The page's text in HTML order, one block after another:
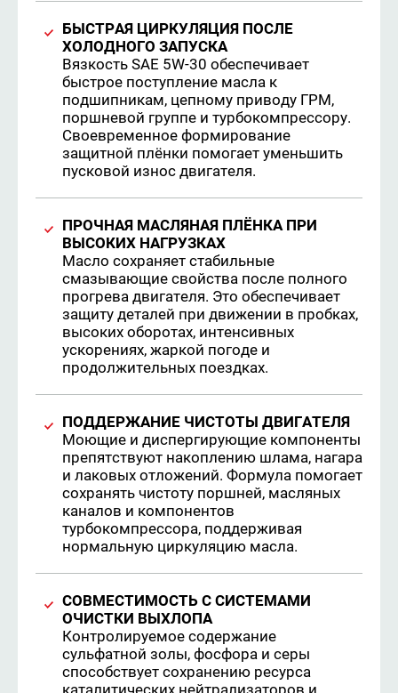
БЫСТРАЯ ЦИРКУЛЯЦИЯ ПОСЛЕ
ХОЛОДНОГО ЗАПУСКА
Вязкость SAE 5W-30 обеспечивает
быстрое поступление масла к
подшипникам, цепному приводу ГРМ,
поршневой группе и турбокомпрессору.
Своевременное формирование
защитной плёнки помогает уменьшить
пусковой износ двигателя.
ПРОЧНАЯ МАСЛЯНАЯ ПЛЁНКА ПРИ
ВЫСОКИХ НАГРУЗКАХ
Масло сохраняет стабильные
смазывающие свойства после полного
прогрева двигателя. Это обеспечивает
защиту деталей при движении в пробках,
высоких оборотах, интенсивных
ускорениях, жаркой погоде и
продолжительных поездках.
ПОДДЕРЖАНИЕ ЧИСТОТЫ ДВИГАТЕЛЯ
Моющие и диспергирующие компоненты
препятствуют накоплению шлама, нагара
и лаковых отложений. Формула помогает
сохранять чистоту поршней, масляных
каналов и компонентов
турбокомпрессора, поддерживая
нормальную циркуляцию масла.
СОВМЕСТИМОСТЬ С СИСТЕМАМИ
ОЧИСТКИ ВЫХЛОПА
Контролируемое содержание
сульфатной золы, фосфора и серы
способствует сохранению ресурса